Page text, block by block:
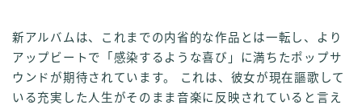
新アルバムは、これまでの内省的な作品とは一転し、より
アップビートで「感染するような喜び」に満ちたポップサ
ウンドが期待されています。 これは、彼女が現在謳歌して
いる充実した人生がそのまま音楽に反映されていると言え